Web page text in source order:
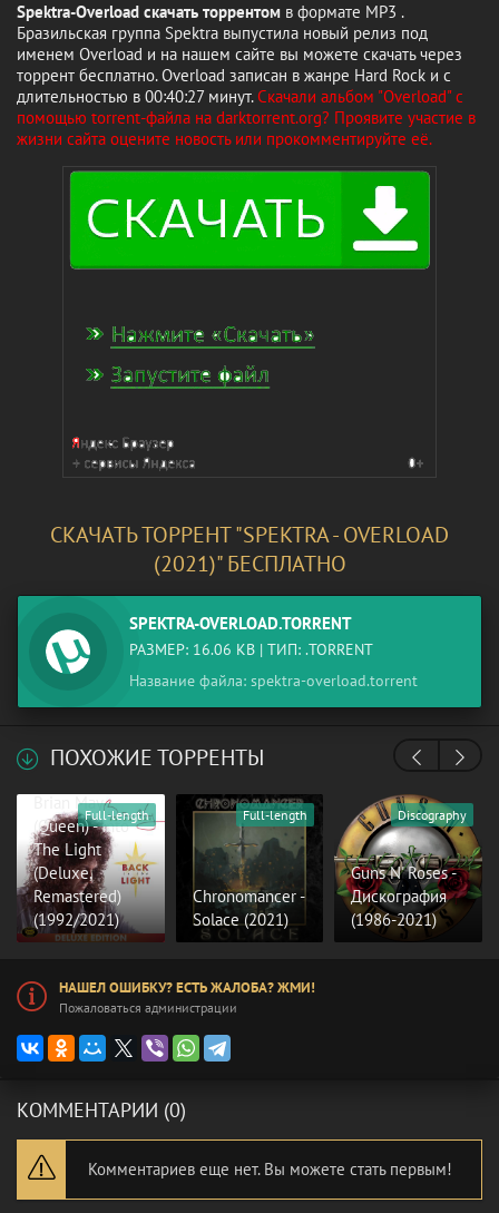
Spektra-Overload скачать торрентом в формате MP3 .
Бразильская группа Spektra выпустила новый релиз под
именем Overload и на нашем сайте вы можете скачать через
торрент бесплатно. Overload записан в жанре Hard Rock и с
длительностью в 00:40:27 минут.Скачали альбом "Overload" с
помощью torrent-файла на darktorrent.org? Проявите участие в
жизни сайта оцените новость или прокомментируйте её.
СКАЧАТЬ ТОРРЕНТ "SPEKTRA - OVERLOAD
(2021)" БЕСПЛАТНО
SPEKTRA-OVERLOAD.TORRENT
РАЗМЕР: 16.06 KB | ТИП: .TORRENT
Название файла: spektra-overload.torrent
ПОХОЖИЕ ТОРРЕНТЫ
Brian May
(Queen) - Into
The Light
(Deluxe,
Remastered)
(1992/2021)
Full-length
Chronomancer -
Solace (2021)
Full-length
Guns N' Roses -
Дискография
(1986-2021)
Discography
НАШЕЛ ОШИБКУ? ЕСТЬ ЖАЛОБА? ЖМИ!
Пожаловаться администрации
КОММЕНТАРИИ (0)
Комментариев еще нет. Вы можете стать первым!